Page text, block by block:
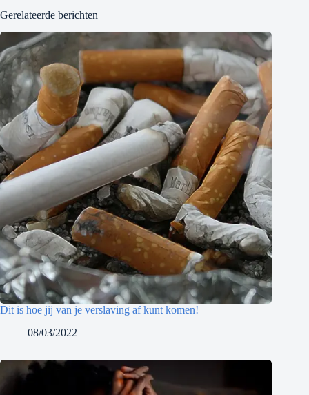
Gerelateerde berichten
Dit is hoe jij van je verslaving af kunt komen!
08/03/2022